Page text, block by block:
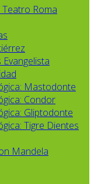
Roma
Mastodonte
Condor
Gliptodonte
Tigre Dientes
Mandela